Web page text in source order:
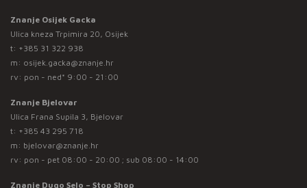
Znanje Osijek Gacka
Ulica kneza Trpimira 20, Osijek
t: +385 31 322 938
m: osijek.gacka@znanje.hr
rv: pon - ned* 9:00 - 21:00
Znanje Bjelovar
Ulica Frana Supila 3, Bjelovar
t: +385 43 295 718
m: bjelovar@znanje.hr
rv: pon - pet 08:00 - 20:00 ; sub 08:00 - 14:00
Znanje Dugo Selo – Stop Shop